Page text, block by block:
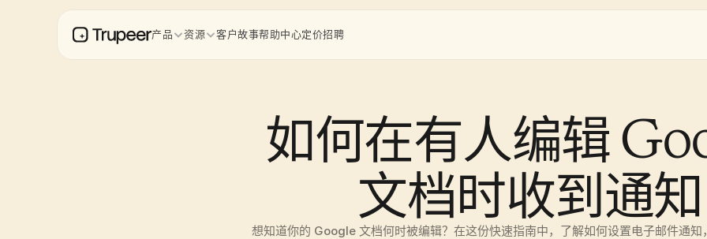
如何在有人编辑
文档时收到通知
想知道你的 Google 文档何时被编辑？在这份快速指南中，了解如何设置电子邮件通知
产品 资源 客户故事帮助中心定价招聘